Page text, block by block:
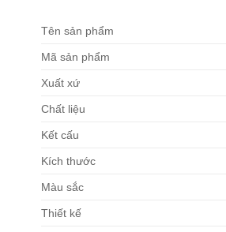
Tên sản phẩm
Mã sản phẩm
Xuất xứ
Chất liệu
Kết cấu
Kích thước
Màu sắc
Thiết kế